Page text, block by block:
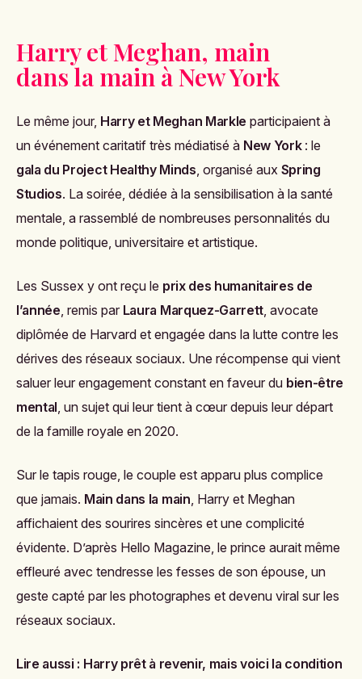
Harry et Meghan, main
dans la main à New York
Le même jour, Harry et Meghan Markle participaient à
un événement caritatif très médiatisé à New York: le
gala du Project Healthy Minds , organisé aux Spring
Studios. La soirée, dédiée à la sensibilisation à la santé
mentale, a rassemblé de nombreuses personnalités du
monde politique, universitaire et artistique.
Les Sussex y ont reçu le prix des humanitaires de
l’année , remis par Laura Marquez-Garrett , avocate
diplômée de Harvard et engagée dans la lutte contre les
dérives des réseaux sociaux. Une récompense qui vient
saluer leur engagement constant en faveur du bien-être
mental , un sujet qui leur tient à cœur depuis leur départ
de la famille royale en 2020.
Sur le tapis rouge, le couple est apparu plus complice
que jamais. Main dans la main , Harry et Meghan
affichaient des sourires sincères et une complicité
évidente. D’après Hello Magazine , le prince aurait même
effleuré avec tendresse les fesses de son épouse, un
geste capté par les photographes et devenu viral sur les
réseaux sociaux.
Lire aussi : Harry prêt à revenir, mais voici la condition